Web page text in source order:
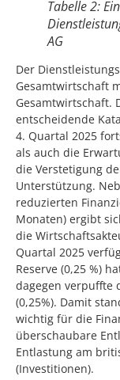
Tabelle 2:
AG
Der
Gesamtwirtschaft
Gesamtwirtschaft.
entscheidende
4. Quartal 2025
als auch die
die Verstetigung
Unterstützung.
reduzierten
Monaten) ergibt
die
Quartal 2025
Reserve (0,25 %)
dagegen verpuffte
(0,25%). Damit
wichtig für die
überschaubare
Entlastung am
(Investitionen).